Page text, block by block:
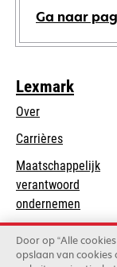
Ga naar
Lexmark
Over
Carrières
Maatschappelijk
verantwoord
ondernemen
in
a
new
Duurzaamheid
Lexmark Partners
Door op “Alle
opslaan van